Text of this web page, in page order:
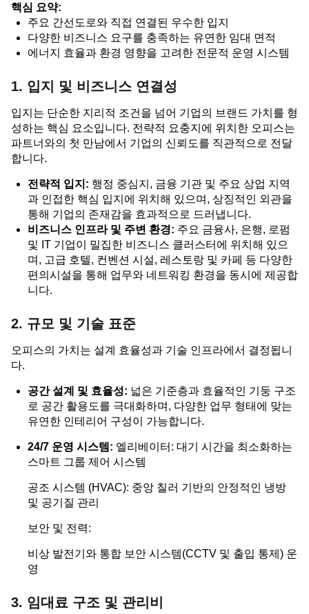
핵심 요약:
주요 간선도로와 직접 연결된 우수한 입지
다양한 비즈니스 요구를 충족하는 유연한 임대 면적
에너지 효율과 환경 영향을 고려한 전문적 운영 시스템
1. 입지 및 비즈니스 연결성
입지는 단순한 지리적 조건을 넘어 기업의 브랜드 가치를 형
성하는 핵심 요소입니다. 전략적 요충지에 위치한 오피스는
파트너와의 첫 만남에서 기업의 신뢰도를 직관적으로 전달
합니다.
전략적 입지: 행정 중심지, 금융 기관 및 주요 상업 지역
과 인접한 핵심 입지에 위치해 있으며, 상징적인 외관을
통해 기업의 존재감을 효과적으로 드러냅니다.
비즈니스 인프라 및 주변 환경: 주요 금융사, 은행, 로펌
및 IT 기업이 밀집한 비즈니스 클러스터에 위치해 있으
며, 고급 호텔, 컨벤션 시설, 레스토랑 및 카페 등 다양한
편의시설을 통해 업무와 네트워킹 환경을 동시에 제공합
니다.
2. 규모 및 기술 표준
오피스의 가치는 설계 효율성과 기술 인프라에서 결정됩니
다.
공간 설계 및 효율성: 넓은 기준층과 효율적인 기둥 구조
로 공간 활용도를 극대화하며, 다양한 업무 형태에 맞는
유연한 인테리어 구성이 가능합니다.
24/7 운영 시스템: 엘리베이터: 대기 시간을 최소화하는
스마트 그룹 제어 시스템
공조 시스템 (HVAC): 중앙 칠러 기반의 안정적인 냉방
및 공기질 관리
보안 및 전력:
비상 발전기와 통합 보안 시스템(CCTV 및 출입 통제) 운
영
3. 임대료 구조 및 관리비